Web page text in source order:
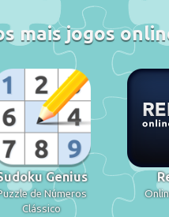
mais jogos
Genius
de Números
Clássico